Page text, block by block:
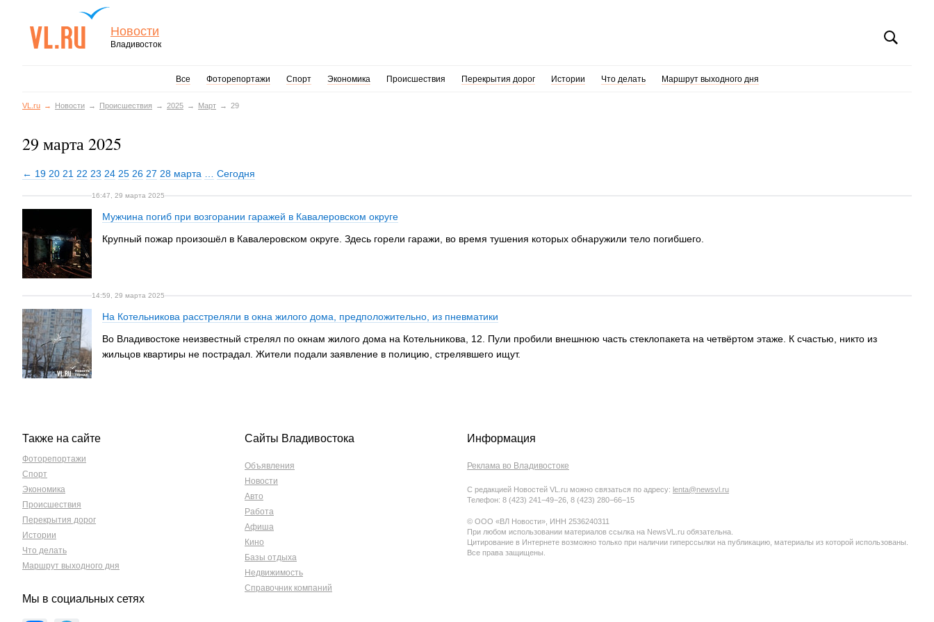
Новости
Владивосток
Все Фоторепортажи Спорт Экономика Происшествия Перекрытия дорог Истории Что делать Маршрут выходного дня
VL.ru Новости Происшествия 2025 Март 29
29 марта 2025
← 19 20 21 22 23 24 25 26 27 28 марта Сегодня
16:47, 29 марта 2025
Мужчина погиб при возгорании гаражей в Кавалеровском округе
Крупный пожар произошёл в Кавалеровском округе. Здесь горели гаражи, во время тушения которых обнаружили тело погибшего.
14:59, 29 марта 2025
На Котельникова расстреляли в окна жилого дома, предположительно, из пневматики
Во Владивостоке неизвестный стрелял по окнам жилого дома на Котельникова, 12. Пули пробили внешнюю часть стеклопакета на четвёртом этаже. К счастью, никто из
жильцов квартиры не пострадал. Жители подали заявление в полицию, стрелявшего ищут.
Также на сайте
Фоторепортажи
Спорт
Экономика
Происшествия
Перекрытия дорог
Истории
Что делать
Маршрут выходного дня
Мы в социальных сетях
Сайты Владивостока
Объявления
Новости
Авто
Работа
Афиша
Кино
Базы отдыха
Недвижимость
Справочник компаний
Информация
Реклама во Владивостоке
С редакцией Новостей VL.ru можно связаться по адресу: lenta@newsvl.ru
Телефон: 8 (423) 241−49−26, 8 (423) 280−66−15
© ООО «ВЛ Новости», ИНН 2536240311
При любом использовании материалов ссылка на NewsVL.ru обязательна.
Цитирование в Интернете возможно только при наличии гиперссылки на публикацию, материалы из которой использованы.
Все права защищены.